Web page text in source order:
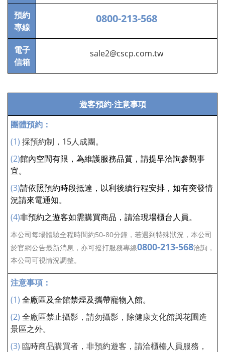
預約
專線
0800-213-568
電子
信箱
sale2@cscp.com.tw
遊客預約·注意事項
團體預約：
(1) 採預約制，15人成團。
(2)館內空間有限，為維護服務品質，請提早洽詢參觀事
宜。
(3)請依照預約時段抵達，以利後續行程安排，如有突發情
況請來電通知。
(4)非預約之遊客如需購買商品，請洽現場櫃台人員。
本公司每場體驗全程時間約50-80分鐘，若遇到特殊狀況， 本公司
於官網公告最新消息，亦可撥打服務專線0800-213-568洽詢，
本公司可視情況調整。
注意事項：
(1) 全廠區及全館禁煙及攜帶寵物入館。
(2) 全廠區禁止攝影，請勿攝影，除健康文化館與花圃造
景區之外。
(3) 臨時商品購買者，非預約遊客，請洽櫃檯人員服務，